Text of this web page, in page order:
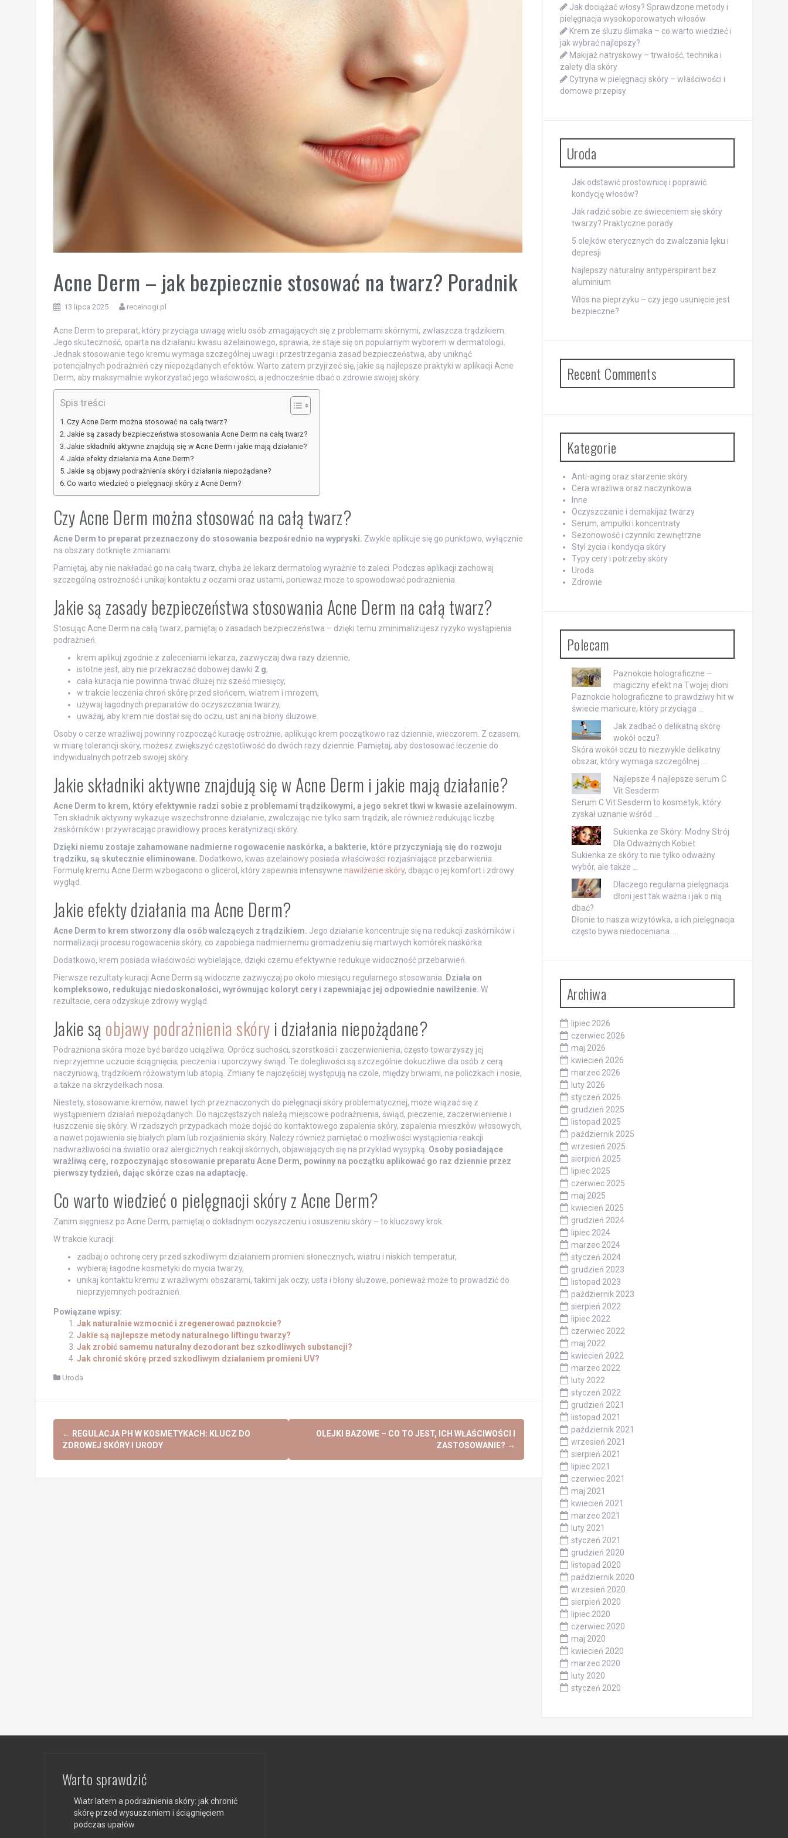
Acne Derm – jak bezpiecznie stosować na twarz? Poradnik
13 lipca 2025 receinogi.pl
Acne Derm to preparat, który przyciąga uwagę wielu osób zmagających się z problemami skórnymi, zwłaszcza trądzikiem.
Jego skuteczność, oparta na działaniu kwasu azelainowego, sprawia, że staje się on popularnym wyborem w dermatologii.
Jednak stosowanie tego kremu wymaga szczególnej uwagi i przestrzegania zasad bezpieczeństwa, aby uniknąć
potencjalnych podrażnień czy niepożądanych efektów. Warto zatem przyjrzeć się, jakie są najlepsze praktyki w aplikacji Acne
Derm, aby maksymalnie wykorzystać jego właściwości, a jednocześnie dbać o zdrowie swojej skóry.
Spis treści
Czy Acne Derm można stosować na całą twarz?
Jakie są zasady bezpieczeństwa stosowania Acne Derm na całą twarz?
Jakie składniki aktywne znajdują się w Acne Derm i jakie mają działanie?
Jakie efekty działania ma Acne Derm?
Jakie są objawy podrażnienia skóry i działania niepożądane?
Co warto wiedzieć o pielęgnacji skóry z Acne Derm?
Czy Acne Derm można stosować na całą twarz?
Acne Derm to preparat przeznaczony do stosowania bezpośrednio na wypryski. Zwykle aplikuje się go punktowo, wyłącznie
na obszary dotknięte zmianami.
Pamiętaj, aby nie nakładać go na całą twarz, chyba że lekarz dermatolog wyraźnie to zaleci. Podczas aplikacji zachowaj
szczególną ostrożność i unikaj kontaktu z oczami oraz ustami, ponieważ może to spowodować podrażnienia.
Jakie są zasady bezpieczeństwa stosowania Acne Derm na całą twarz?
Stosując Acne Derm na całą twarz, pamiętaj o zasadach bezpieczeństwa – dzięki temu zminimalizujesz ryzyko wystąpienia
podrażnień.
krem aplikuj zgodnie z zaleceniami lekarza, zazwyczaj dwa razy dziennie,
istotne jest, aby nie przekraczać dobowej dawki 2 g,
cała kuracja nie powinna trwać dłużej niż sześć miesięcy,
w trakcie leczenia chroń skórę przed słońcem, wiatrem i mrozem,
używaj łagodnych preparatów do oczyszczania twarzy,
uważaj, aby krem nie dostał się do oczu, ust ani na błony śluzowe.
Osoby o cerze wrażliwej powinny rozpocząć kurację ostrożnie, aplikując krem początkowo raz dziennie, wieczorem. Z czasem,
w miarę tolerancji skóry, możesz zwiększyć częstotliwość do dwóch razy dziennie. Pamiętaj, aby dostosować leczenie do
indywidualnych potrzeb swojej skóry.
Jakie składniki aktywne znajdują się w Acne Derm i jakie mają działanie?
Acne Derm to krem, który efektywnie radzi sobie z problemami trądzikowymi, a jego sekret tkwi w kwasie azelainowym.
Ten składnik aktywny wykazuje wszechstronne działanie, zwalczając nie tylko sam trądzik, ale również redukując liczbę
zaskórników i przywracając prawidłowy proces keratynizacji skóry.
Dzięki niemu zostaje zahamowane nadmierne rogowacenie naskórka, a bakterie, które przyczyniają się do rozwoju
trądziku, są skutecznie eliminowane. Dodatkowo, kwas azelainowy posiada właściwości rozjaśniające przebarwienia.
Formułę kremu Acne Derm wzbogacono o glicerol, który zapewnia intensywne nawilżenie skóry, dbając o jej komfort i zdrowy
wygląd.
Jakie efekty działania ma Acne Derm?
Acne Derm to krem stworzony dla osób walczących z trądzikiem. Jego działanie koncentruje się na redukcji zaskórników i
normalizacji procesu rogowacenia skóry, co zapobiega nadmiernemu gromadzeniu się martwych komórek naskórka.
Dodatkowo, krem posiada właściwości wybielające, dzięki czemu efektywnie redukuje widoczność przebarwień.
Pierwsze rezultaty kuracji Acne Derm są widoczne zazwyczaj po około miesiącu regularnego stosowania.
Działa on
kompleksowo, redukując niedoskonałości, wyrównując koloryt cery i zapewniając jej odpowiednie nawilżenie. W
rezultacie, cera odzyskuje zdrowy wygląd.
Jakie są objawy podrażnienia skóry i działania niepożądane?
Podrażniona skóra może być bardzo uciążliwa. Oprócz suchości, szorstkości i zaczerwienienia, często towarzyszy jej
nieprzyjemne uczucie ściągnięcia, pieczenia i uporczywy świąd. Te dolegliwości są szczególnie dokuczliwe dla osób z cerą
naczyniową, trądzikiem różowatym lub atopią. Zmiany te najczęściej występują na czole, między brwiami, na policzkach i nosie,
a także na skrzydełkach nosa.
Niestety, stosowanie kremów, nawet tych przeznaczonych do pielęgnacji skóry problematycznej, może wiązać się z
wystąpieniem działań niepożądanych. Do najczęstszych należą miejscowe podrażnienia, świąd, pieczenie, zaczerwienienie i
łuszczenie się skóry. W rzadszych przypadkach może dojść do kontaktowego zapalenia skóry, zapalenia mieszków włosowych,
a nawet pojawienia się białych plam lub rozjaśnienia skóry. Należy również pamiętać o możliwości wystąpienia reakcji
nadwrażliwości na światło oraz alergicznych reakcji skórnych, objawiających się na przykład wysypką. Osoby posiadające
wrażliwą cerę, rozpoczynając stosowanie preparatu Acne Derm, powinny na początku aplikować go raz dziennie przez
pierwszy tydzień, dając skórze czas na adaptację.
Co warto wiedzieć o pielęgnacji skóry z Acne Derm?
Zanim sięgniesz po Acne Derm, pamiętaj o dokładnym oczyszczeniu i osuszeniu skóry – to kluczowy krok.
W trakcie kuracji:
zadbaj o ochronę cery przed szkodliwym działaniem promieni słonecznych, wiatru i niskich temperatur,
wybieraj łagodne kosmetyki do mycia twarzy,
unikaj kontaktu kremu z wrażliwymi obszarami, takimi jak oczy, usta i błony śluzowe, ponieważ może to prowadzić do
nieprzyjemnych podrażnień.
Powiązane wpisy:
Jak naturalnie wzmocnić i zregenerować paznokcie?
Jakie są najlepsze metody naturalnego liftingu twarzy?
Jak zrobić samemu naturalny dezodorant bez szkodliwych substancji?
Jak chronić skórę przed szkodliwym działaniem promieni UV?
Uroda
Post
navigation
← REGULACJA PH W KOSMETYKACH: KLUCZ DO
ZDROWEJ SKÓRY I URODY
OLEJKI BAZOWE – CO TO JEST, ICH WŁAŚCIWOŚCI I
ZASTOSOWANIE? →
Jak dociążać włosy? Sprawdzone metody i
pielęgnacja wysokoporowatych włosów
Krem ze śluzu ślimaka – co warto wiedzieć i
jak wybrać najlepszy?
Makijaż natryskowy – trwałość, technika i
zalety dla skóry
Cytryna w pielęgnacji skóry – właściwości i
domowe przepisy
Uroda
Jak odstawić prostownicę i poprawić
kondycję włosów?
Jak radzić sobie ze świeceniem się skóry
twarzy? Praktyczne porady
5 olejków eterycznych do zwalczania lęku i
depresji
Najlepszy naturalny antyperspirant bez
aluminium
Włos na pieprzyku – czy jego usunięcie jest
bezpieczne?
Recent Comments
Kategorie
Anti-aging oraz starzenie skóry
Cera wrażliwa oraz naczynkowa
Inne
Oczyszczanie i demakijaż twarzy
Serum, ampułki i koncentraty
Sezonowość i czynniki zewnętrzne
Styl życia i kondycja skóry
Typy cery i potrzeby skóry
Uroda
Zdrowie
Polecam
Paznokcie holograficzne –
magiczny efekt na Twojej dłoni
Paznokcie holograficzne to prawdziwy hit w
świecie manicure, który przyciąga …
Jak zadbać o delikatną skórę
wokół oczu?
Skóra wokół oczu to niezwykle delikatny
obszar, który wymaga szczególnej …
Najlepsze 4 najlepsze serum C
Vit Sesderm
Serum C Vit Sesderm to kosmetyk, który
zyskał uznanie wśród …
Sukienka ze Skóry: Modny Strój
Dla Odważnych Kobiet
Sukienka ze skóry to nie tylko odważny
wybór, ale także …
Dlaczego regularna pielęgnacja
dłoni jest tak ważna i jak o nią
dbać?
Dłonie to nasza wizytówka, a ich pielęgnacja
często bywa niedoceniana. …
Archiwa
lipiec 2026
czerwiec 2026
maj 2026
kwiecień 2026
marzec 2026
luty 2026
styczeń 2026
grudzień 2025
listopad 2025
październik 2025
wrzesień 2025
sierpień 2025
lipiec 2025
czerwiec 2025
maj 2025
kwiecień 2025
grudzień 2024
lipiec 2024
marzec 2024
styczeń 2024
grudzień 2023
listopad 2023
październik 2023
sierpień 2022
lipiec 2022
czerwiec 2022
maj 2022
kwiecień 2022
marzec 2022
luty 2022
styczeń 2022
grudzień 2021
listopad 2021
październik 2021
wrzesień 2021
sierpień 2021
lipiec 2021
czerwiec 2021
maj 2021
kwiecień 2021
marzec 2021
luty 2021
styczeń 2021
grudzień 2020
listopad 2020
październik 2020
wrzesień 2020
sierpień 2020
lipiec 2020
czerwiec 2020
maj 2020
kwiecień 2020
marzec 2020
luty 2020
styczeń 2020
Warto sprawdzić
Wiatr latem a podrażnienia skóry: jak chronić
skórę przed wysuszeniem i ściągnięciem
podczas upałów